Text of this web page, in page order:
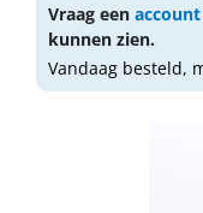
Vraag een account
kunnen zien.
Vandaag besteld,